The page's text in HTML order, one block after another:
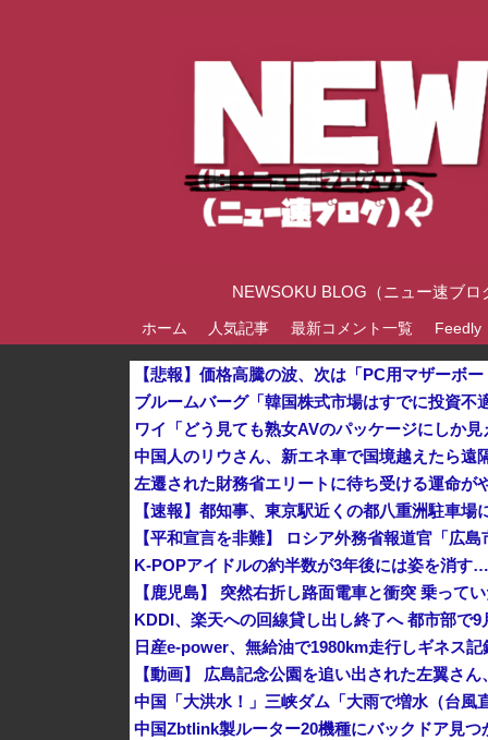
NEWSOKU BLOG（ニュー速ブ
ホーム 人気記事 最新コメント一覧 Feedly
【悲報】価格高騰の波、次は「PC用マザーボ
ワイ「どう見ても熟女AVのパッケージにしか見
中国人のリウさん、新エネ車で国境越えたら遠
K-POPアイドルの約半数が3年後には姿を消す
KDDI、楽天への回線貸し出し終了へ 都市部で9
【動画】 広島記念公園を追い出された左翼さ
中国Zbtlink製ルーター20機種にバックドア見